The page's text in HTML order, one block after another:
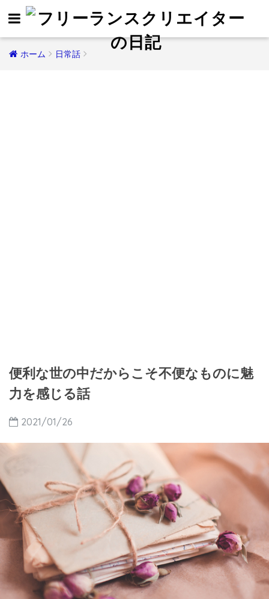
ホーム 日常話
便利な世の中だからこそ不便なものに魅
力を感じる話
2021/01/26